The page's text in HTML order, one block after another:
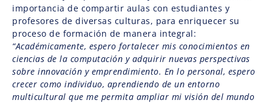
importancia de compartir aulas con estudiantes y
profesores de diversas culturas, para enriquecer su
proceso de formación de manera integral:
“Académicamente, espero fortalecer mis conocimientos en
ciencias de la computación y adquirir nuevas perspectivas
sobre innovación y emprendimiento. En lo personal, espero
crecer como individuo, aprendiendo de un entorno
multicultural que me permita ampliar mi visión del mundo